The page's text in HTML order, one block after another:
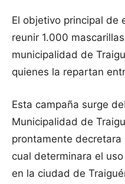
El objetivo principal de
reunir 1.000
municipalidad de
quienes la repartan
Esta campaña surge
Municipalidad de
prontamente decretara
cual determinara el
en la ciudad de